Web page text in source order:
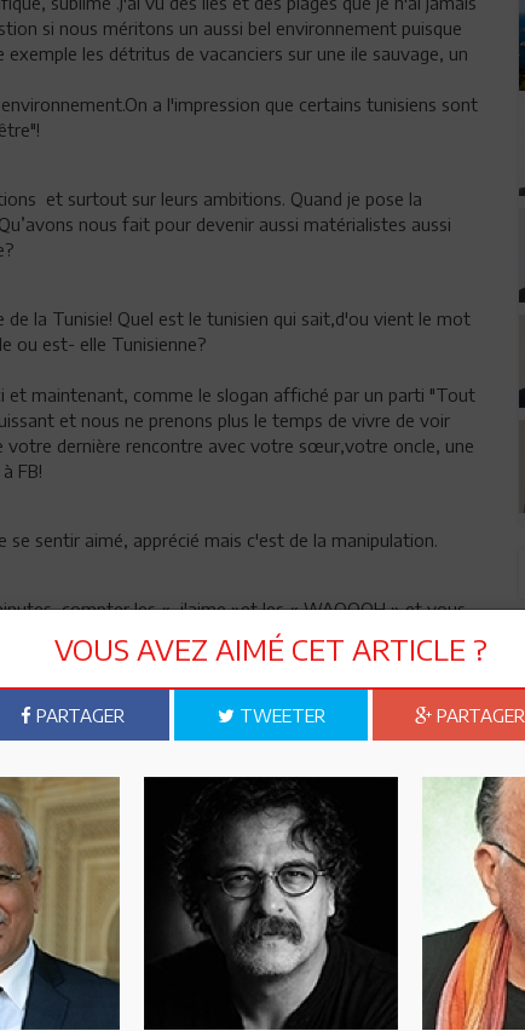
si nous méritons un aussi bel environnement puisque
les détritus de vacanciers sur une ile sauvage, un
a l'impression que certains tunisiens sont
et surtout sur leurs ambitions. Quand je pose la
nous fait pour devenir aussi matérialistes aussi
la Tunisie! Quel est le tunisien qui sait,d'ou vient le mot
ou est- elle Tunisienne?
et maintenant, comme le slogan affiché par un parti "Tout
et nous ne prenons plus le temps de vivre de voir
votre dernière rencontre avec votre sœur,votre oncle, une
FB!
sentir aimé, apprécié mais c'est de la manipulation.
compter les « j'aime »et les « WAOOOH » et vous
donner des leçons, mais FB me semble parfois
à des interprétations fausses à des amitiés erronées et
dans un monde où les sentiments ne sont pas
de FB ou des réseaux sociaux !
Rym Ghachem Attia
Psychiatre
ami
VOUS AVEZ AIMÉ CET ARTICLE ?
PARTAGER TWEETER PARTAGER